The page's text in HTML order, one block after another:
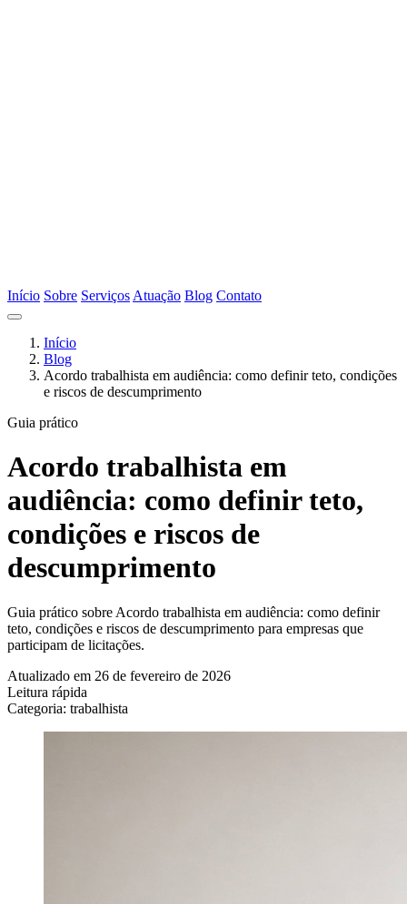
Início Sobre Serviços Atuação Blog Contato
Início
Blog
Acordo trabalhista em audiência: como definir teto, condições
e riscos de descumprimento
Guia prático
Acordo trabalhista em
audiência: como definir teto,
condições e riscos de
descumprimento
Guia prático sobre Acordo trabalhista em audiência: como definir
teto, condições e riscos de descumprimento para empresas que
participam de licitações.
Atualizado em 26 de fevereiro de 2026
Leitura rápida
Categoria: trabalhista